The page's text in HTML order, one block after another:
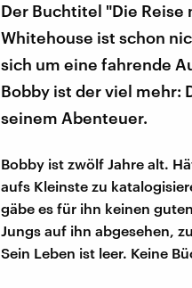
Der Buchtitel "Die
Whitehouse ist schon
sich um eine fahrende
Bobby ist der viel mehr:
seinem Abenteuer.
Bobby ist zwölf Jahre alt.
aufs Kleinste zu
gäbe es für ihn keinen
Jungs auf ihn abgesehen,
Sein Leben ist leer. Keine